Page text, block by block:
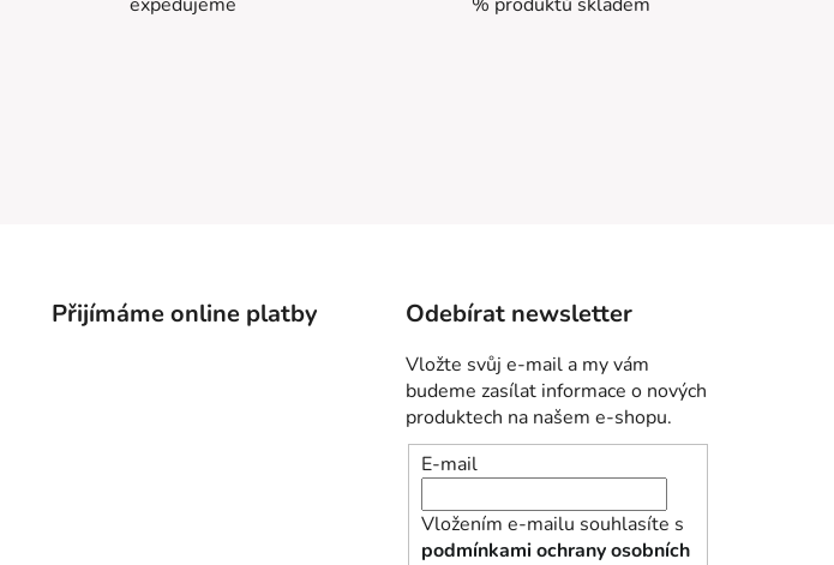
Přijímáme online platby Odebírat newsletter
Vložte svůj e-mail a my vám
budeme zasílat informace o nových
produktech na našem e-shopu.
E-mail
Vložením e-mailu souhlasíte s
podmínkami ochrany osobních